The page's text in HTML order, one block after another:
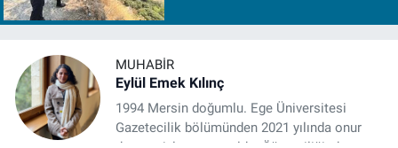
MUHABIR
Eylül Emek Kılınç
1994 Mersin doğumlu. Ege Üniversitesi
Gazetecilik bölümünden 2021 yılında onur